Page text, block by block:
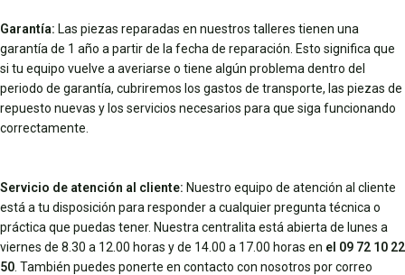
Garantía: Las piezas reparadas en nuestros talleres tienen una
garantía de 1 año a partir de la fecha de reparación. Esto significa que
si tu equipo vuelve a averiarse o tiene algún problema dentro del
periodo de garantía, cubriremos los gastos de transporte, las piezas de
repuesto nuevas y los servicios necesarios para que siga funcionando
correctamente.
Servicio de atención al cliente: Nuestro equipo de atención al cliente
está a tu disposición para responder a cualquier pregunta técnica o
práctica que puedas tener. Nuestra centralita está abierta de lunes a
viernes de 8.30 a 12.00 horas y de 14.00 a 17.00 horas en el 09 72 10 22
50 . También puedes ponerte en contacto con nosotros por correo